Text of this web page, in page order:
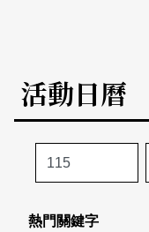
本期專題
歷史專題
活動特區
活動列表
關於我們
活動日曆
熱門關鍵字